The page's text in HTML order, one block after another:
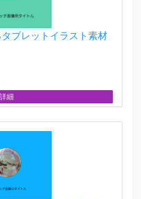
ブレットイラスト素材
詳細